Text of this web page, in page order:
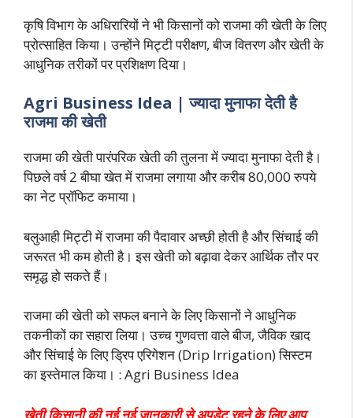
कृषि विभाग के अधिरारियों ने भी किसानों को राजमा की खेती के लिए
प्रोत्साहित किया। उन्होंने मिट्टी परीक्षण, बीज वितरण और खेती के
आधुनिक तरीकों पर प्रशिक्षण दिया।
Agri Business Idea | ज्यादा मुनाफा देती है
राजमा की खेती
राजमा की खेती पारंपरिक खेती की तुलना में ज्यादा मुनाफा देती है।
पिछले वर्ष 2 बीघा खेत में राजमा लगाया और करीब 80,000 रुपये
का नेट प्रॉफिट कमाया।
बलुआही मिट्टी में राजमा की पैदावार अच्छी होती है और सिंचाई की
जरूरत भी कम होती है। इस खेती को बढ़ावा देकर आर्थिक तौर पर
समृद्ध हो सकते हैं।
राजमा की खेती को सफल बनाने के लिए किसानों ने आधुनिक
तकनीकों का सहारा लिया। उच्च गुणवत्ता वाले बीज, जैविक खाद
और सिंचाई के लिए ड्रिप एरिगेशन (Drip Irrigation) सिस्टम
का इस्तेमाल किया। : Agri Business Idea
खेती किसानी की नई नई जानकारी से अपडेट रहने के लिए आप